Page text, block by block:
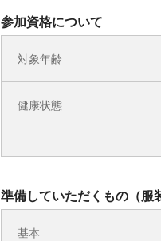
参加資格について
対象年齢
健康状態
準備していただくもの（服
基本